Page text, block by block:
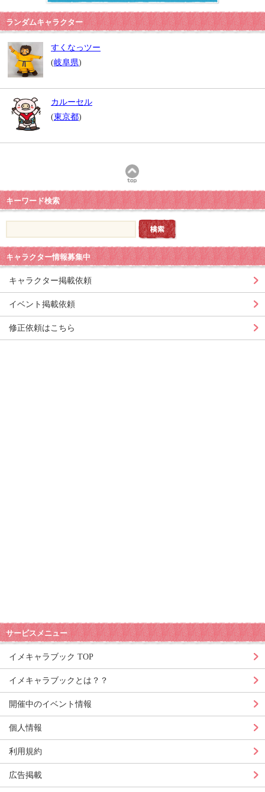
ランダムキャラクター
すくなっツー
(岐阜県)
カルーセル
(東京都)
キーワード検索
キャラクター情報募集中
キャラクター掲載依頼
イベント掲載依頼
修正依頼はこちら
サービスメニュー
イメキャラブック TOP
イメキャラブックとは？？
開催中のイベント情報
個人情報
利用規約
広告掲載